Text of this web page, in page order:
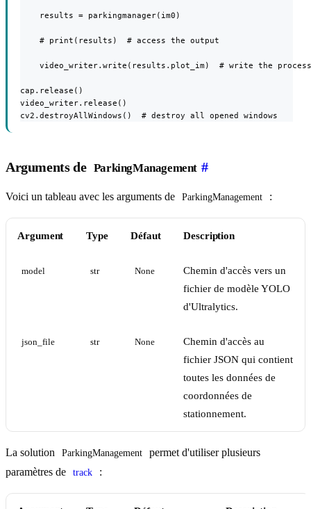
    results = parkingmanager(im0)
    # print(results)  # access the output
video_writer.write(results.plot_im)  # write the
cap.release()
video_writer.release()
cv2.destroyAllWindows()  # destroy all opened windows
Arguments de ParkingManagement #
Voici un tableau avec les arguments de ParkingManagement :
Argument Type Défaut Description
model str None
Chemin d'accès vers un
fichier de modèle YOLO
d'Ultralytics.
json_file str None
Chemin d'accès au
fichier JSON qui contient
toutes les données de
coordonnées de
stationnement.
La solution ParkingManagement
permet d'utiliser plusieurs
paramètres de
track :